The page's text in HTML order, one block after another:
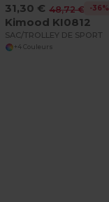
31,30 € 48,72 € -36%
Kimood KI0812
SAC/TROLLEY DE SPORT
+4 Couleurs